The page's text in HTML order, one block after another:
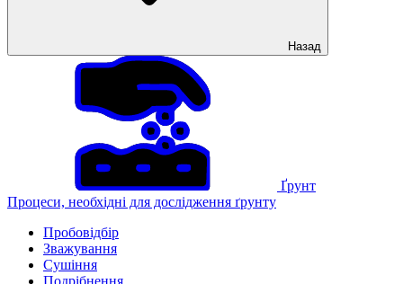
Назад
Ґрунт
Процеси, необхідні для дослідження ґрунту
Пробовідбір
Зважування
Сушіння
Подрібнення